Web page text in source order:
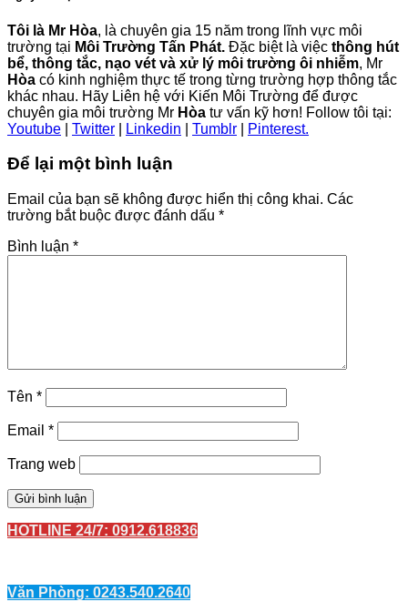
Tôi là Mr Hòa, là chuyên gia 15 năm trong lĩnh vực môi
trường tại Môi Trường Tấn Phát. Đặc biệt là việc thông hút
bể, thông tắc, nạo vét và xử lý môi trường ôi nhiễm, Mr
Hòa có kinh nghiệm thực tế trong từng trường hợp thông tắc
khác nhau. Hãy Liên hệ với Kiến Môi Trường để được
chuyên gia môi trường Mr Hòa tư vấn kỹ hơn! Follow tôi tại:
Youtube
Twitter Linkedin Tumblr Pinterest.
Để lại một bình luận
Email của bạn sẽ không được hiển thị công khai. Các
trường bắt buộc được đánh dấu *
Bình luận *
Tên *
Email *
Trang web
HOTLINE 24/7: 0912.618836
Văn Phòng: 0243.540.2640